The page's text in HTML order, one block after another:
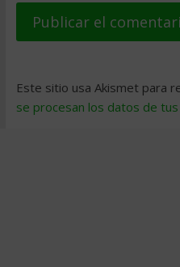
Este sitio usa Akismet para
se procesan los datos de